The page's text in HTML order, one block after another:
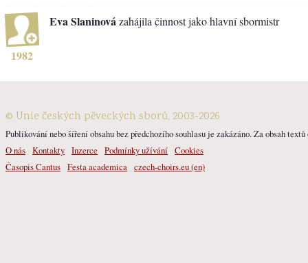
1982
Eva Slaninová zahájila činnost jako hlavní sbormistr
© Unie českých pěveckých sborů, 2003-2026
Publikování nebo šíření obsahu bez předchozího souhlasu je zakázáno. Za obsah
O nás Kontakty Inzerce Podmínky užívání Cookies
Časopis Cantus Festa academica czech-choirs.eu (en)